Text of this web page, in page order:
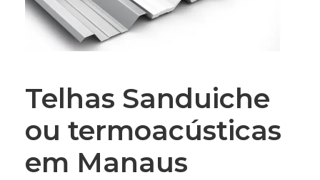
Telhas Sanduiche
ou termoacústicas
em Manaus